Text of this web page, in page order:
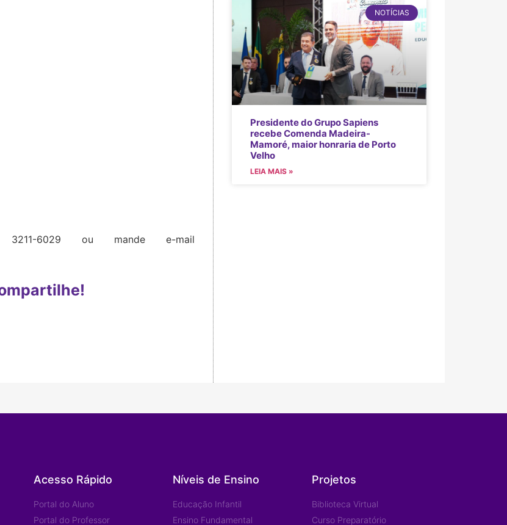
6029 ou mande e-mail
NOTÍCIAS
Presidente do Grupo Sapiens
recebe Comenda Madeira-
Mamoré, maior honraria de Porto
Velho
LEIA MAIS »
Acesso Rápido
Portal do Aluno
Portal do Professor
Níveis de Ensino
Educação Infantil
Ensino Fundamental
Projetos
Biblioteca Virtual
Curso Preparatório